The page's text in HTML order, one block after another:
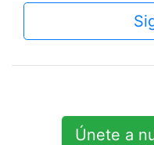
Únete a